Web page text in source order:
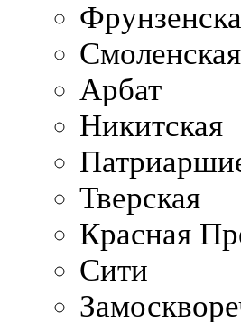
Смоленская
Арбат
Никитская
Тверская
Красная
Сити